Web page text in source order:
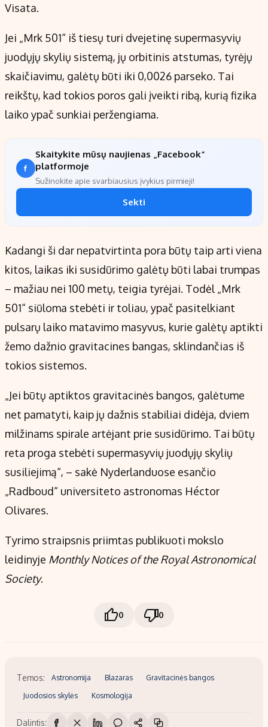
Visata.
Jei „Mrk 501“ iš tiesų turi dvejetinę supermasyvių
juodųjų skylių sistemą, jų orbitinis atstumas, tyrėjų
skaičiavimu, galėtų būti iki 0,0026 parseko. Tai
reikštų, kad tokios poros gali įveikti ribą, kurią fizika
laiko ypač sunkiai peržengiama.
Skaitykite mūsų naujienas „Facebook“
platformoje
Sužinokite apie svarbiausius įvykius pirmieji!
Sekti
Kadangi ši dar nepatvirtinta pora būtų taip arti viena
kitos, laikas iki susidūrimo galėtų būti labai trumpas
– mažiau nei 100 metų, teigia tyrėjai. Todėl „Mrk
501“ siūloma stebėti ir toliau, ypač pasitelkiant
pulsarų laiko matavimo masyvus, kurie galėtų aptikti
žemo dažnio gravitacines bangas, sklindančias iš
tokios sistemos.
„Jei būtų aptiktos gravitacinės bangos, galėtume
net pamatyti, kaip jų dažnis stabiliai didėja, dviem
milžinams spirale artėjant prie susidūrimo. Tai būtų
reta proga stebėti supermasyvių juodųjų skylių
susiliejimą“, – sakė Nyderlanduose esančio
„Radboud“ universiteto astronomas Héctor
Olivares.
Tyrimo straipsnis priimtas publikuoti mokslo
leidinyje Monthly Notices of the Royal Astronomical
Society.
0 0
Temos: Astronomija Blazaras Gravitacinės bangos
Juodosios skylės Kosmologija
Dalintis: